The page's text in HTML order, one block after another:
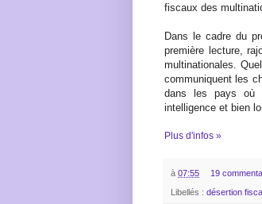
fiscaux des
Dans le cadre du
première lecture,
multinationales.
communiquent les
dans les pays où
intelligence et bien
Plus d'infos »
à 07:55 19
Libellés : désertion